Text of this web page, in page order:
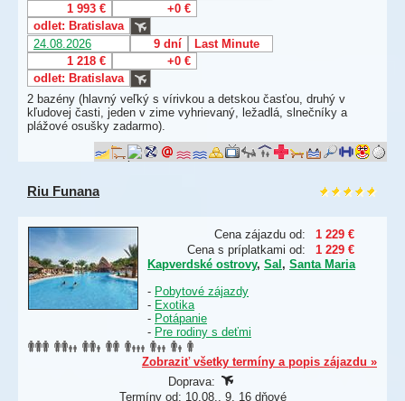
1 993 €
+0 €
odlet: Bratislava
24.08.2026
9 dní
Last Minute
1 218 €
+0 €
odlet: Bratislava
2 bazény (hlavný veľký s vírivkou a detskou časťou, druhý v
kľudovej časti, jeden v zime vyhrievaný, ležadlá, slnečníky a
plážové osušky zadarmo).
Riu Funana
Cena zájazdu od:
1 229 €
Cena s príplatkami od:
1 229 €
Kapverdské ostrovy, Sal , Santa Maria
- Pobytové zájazdy
- Exotika
- Potápanie
- Pre rodiny s deťmi
Zobraziť všetky termíny a popis zájazdu »
Doprava:
Termíny od: 10.08., 9, 16 dňové